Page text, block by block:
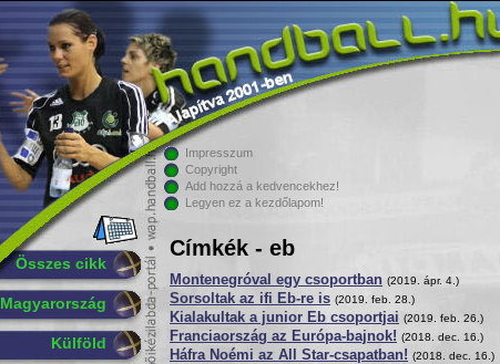
Összes cikk
Magyarország
Külföld
Impresszum
Copyright
Add hozzá a kedvencekhez!
Legyen ez a kezdőlapom!
Címkék - eb
Montenegróval egy csoportban (2019. ápr. 4.)
Sorsoltak az ifi Eb-re is (2019. feb. 28.)
Kialakultak a junior Eb csoportjai (2019. feb. 26.)
Franciaország az Európa-bajnok! (2018. dec. 16.)
Háfra Noémi az All Star-csapatban! (2018. dec. 16.)